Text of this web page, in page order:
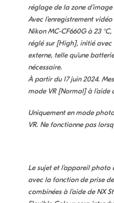
réglage de la zone d’image
Avec l’enregistrement
Nikon MC-CF660G à 23
réglé sur [High], initié
externe, telle qu’une
nécessaire.
À partir du 17 juin 2024.
mode VR [Normal] à l’aide
Uniquement en mode
VR. Ne fonctionne pas
Le sujet et l’appareil
avec la fonction de prise
combinées à l’aide de NX